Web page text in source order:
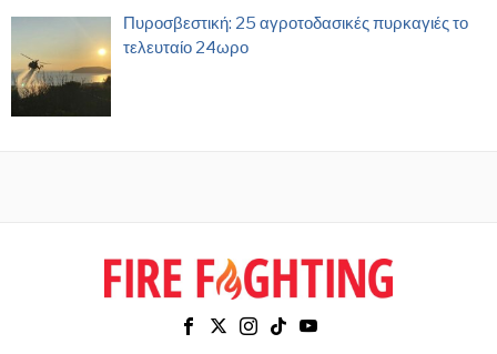
Πυροσβεστική: 25 αγροτοδασικές πυρκαγιές το
τελευταίο 24ωρο